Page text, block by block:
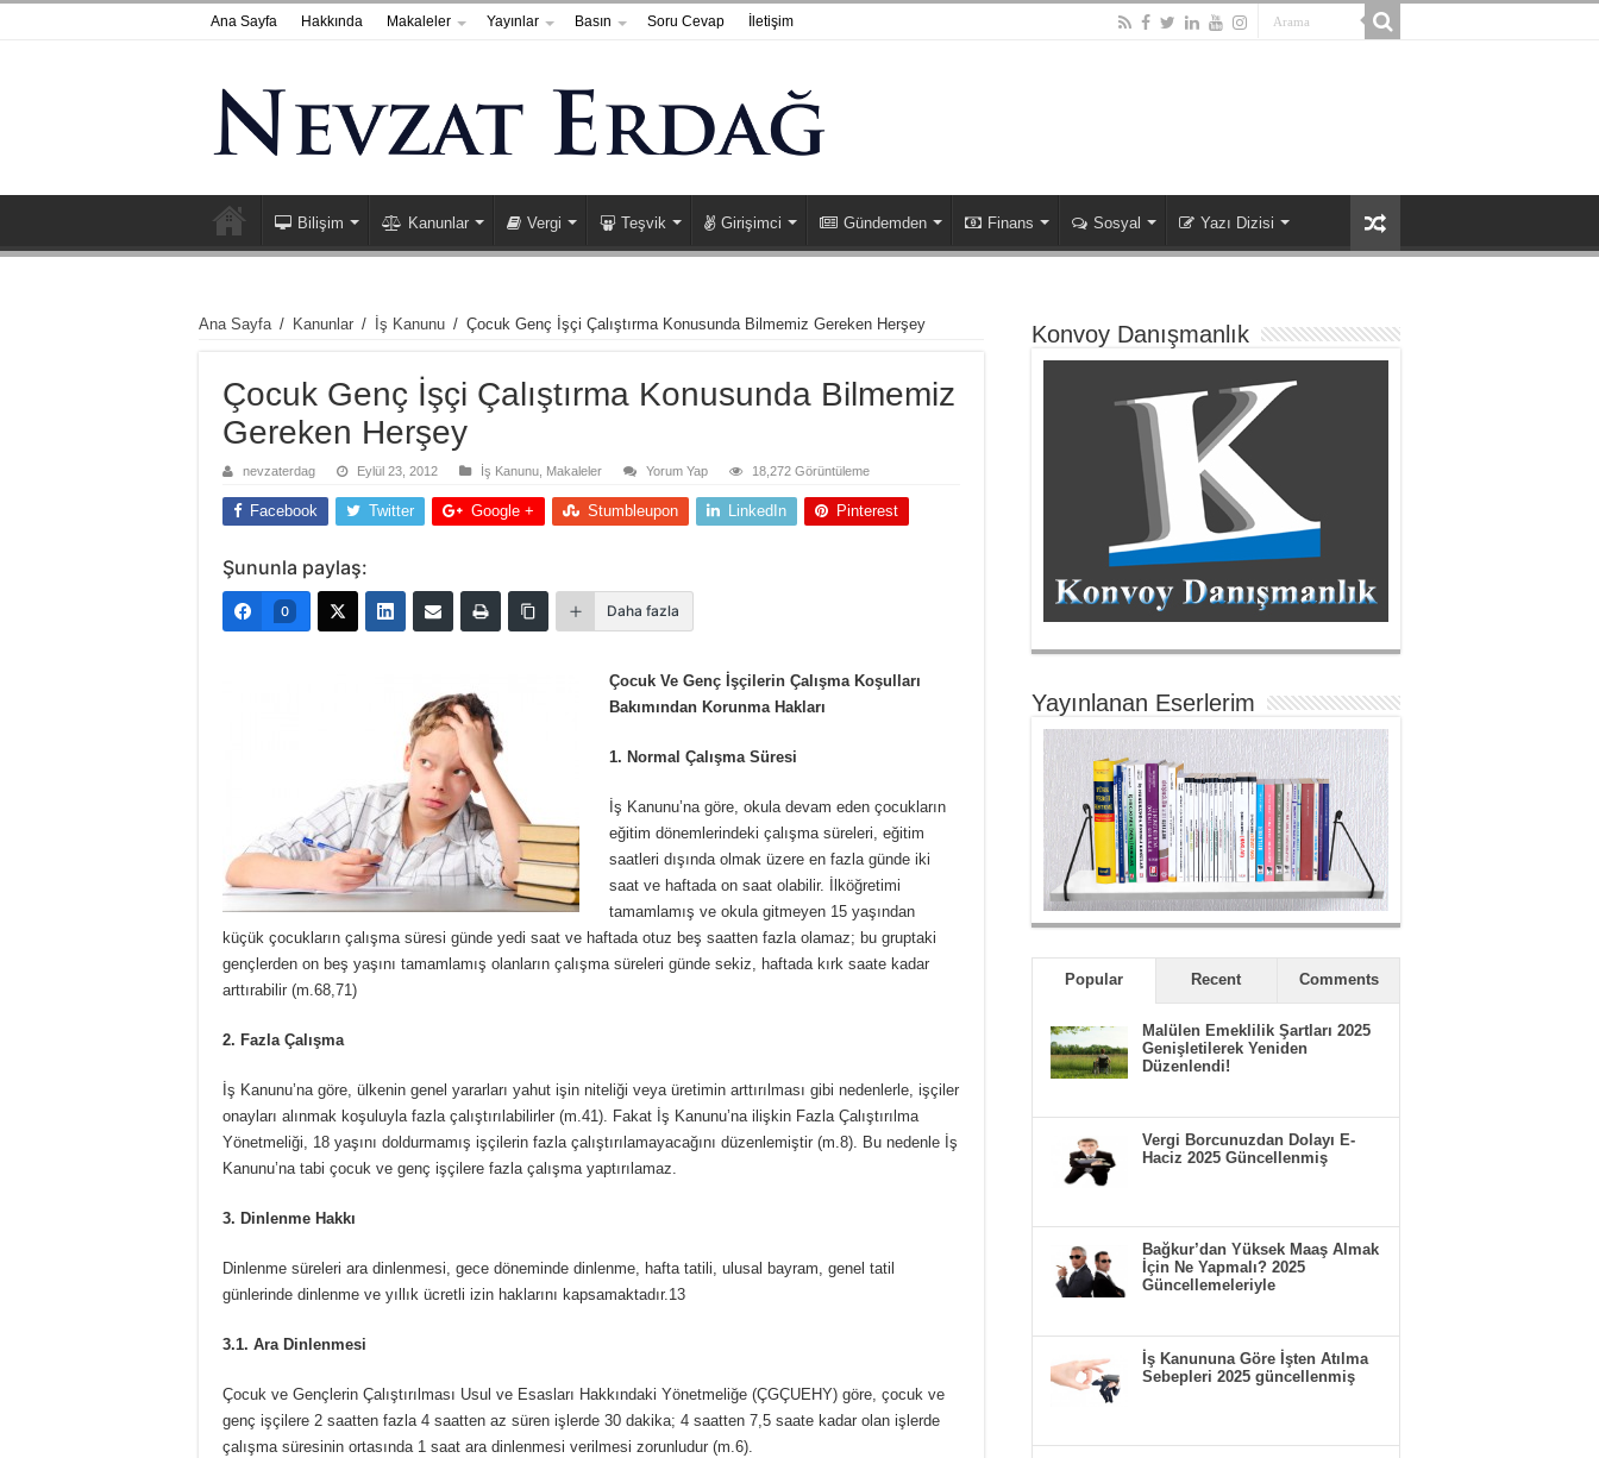
Ana Sayfa Hakkında Makaleler Yayınlar Basın Soru Cevap İletişim
Bilişim Kanunlar Vergi Teşvik Girişimci Gündemden Finans Sosyal Yazı Dizisi
Ana Sayfa / Kanunlar / İş Kanunu / Çocuk Genç İşçi Çalıştırma Konusunda Bilmemiz Gereken Herşey
Çocuk Genç İşçi Çalıştırma Konusunda Bilmemiz
Gereken Herşey
nevzaterdag Eylül 23, 2012 İş Kanunu Makaleler Yorum Yap 18,272 Görüntüleme
Facebook Twitter Google + Stumbleupon LinkedIn Pinterest
Şununla paylaş:
0 Daha fazla
Çocuk Ve Genç İşçilerin Çalışma Koşulları
Bakımından Korunma Hakları
1. Normal Çalışma Süresi
İş Kanunu’na göre, okula devam eden çocukların
eğitim dönemlerindeki çalışma süreleri, eğitim
saatleri dışında olmak üzere en fazla günde iki
saat ve haftada on saat olabilir. İlköğretimi
tamamlamış ve okula gitmeyen 15 yaşından
küçük çocukların çalışma süresi günde yedi saat ve haftada otuz beş saatten fazla olamaz; bu gruptaki
gençlerden on beş yaşını tamamlamış olanların çalışma süreleri günde sekiz, haftada kırk saate kadar
arttırabilir (m.68,71)
2. Fazla Çalışma
İş Kanunu’na göre, ülkenin genel yararları yahut işin niteliği veya üretimin arttırılması gibi nedenlerle, işçiler
onayları alınmak koşuluyla fazla çalıştırılabilirler (m.41). Fakat İş Kanunu’na ilişkin Fazla Çalıştırılma
Yönetmeliği, 18 yaşını doldurmamış işçilerin fazla çalıştırılamayacağını düzenlemiştir (m.8). Bu nedenle İş
Kanunu’na tabi çocuk ve genç işçilere fazla çalışma yaptırılamaz.
3. Dinlenme Hakkı
Dinlenme süreleri ara dinlenmesi, gece döneminde dinlenme, hafta tatili, ulusal bayram, genel tatil
günlerinde dinlenme ve yıllık ücretli izin haklarını kapsamaktadır.13
3.1. Ara Dinlenmesi
Çocuk ve Gençlerin Çalıştırılması Usul ve Esasları Hakkındaki Yönetmeliğe (ÇGÇUEHY) göre, çocuk ve
genç işçilere 2 saatten fazla 4 saatten az süren işlerde 30 dakika; 4 saatten 7,5 saate kadar olan işlerde
çalışma süresinin ortasında 1 saat ara dinlenmesi verilmesi zorunludur (m.6).
Konvoy Danışmanlık
Yayınlanan Eserlerim
Popular Recent Comments
Malülen Emeklilik Şartları 2025
Genişletilerek Yeniden
Düzenlendi!
Vergi Borcunuzdan Dolayı E-
Haciz 2025 Güncellenmiş
Bağkur’dan Yüksek Maaş Almak
İçin Ne Yapmalı? 2025
Güncellemeleriyle
İş Kanununa Göre İşten Atılma
Sebepleri 2025 güncellenmiş